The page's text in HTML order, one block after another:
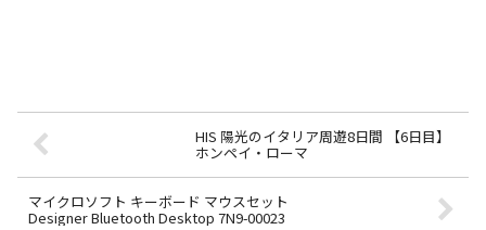
HIS 陽光のイタリア周遊8日間 【6日目】
ホンペイ・ローマ
マイクロソフト キーボード マウスセット
Designer Bluetooth Desktop 7N9-00023